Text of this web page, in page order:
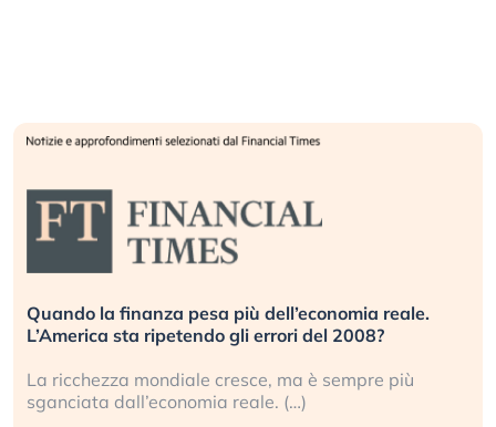
Quando la finanza pesa più dell’economia reale.
L’America sta ripetendo gli errori del 2008?
La ricchezza mondiale cresce, ma è sempre più
sganciata dall’economia reale. (…)